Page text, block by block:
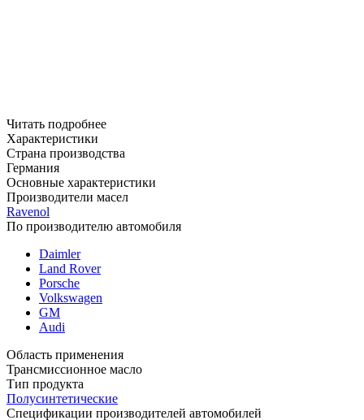
Читать подробнее
Характеристики
Страна производства
Германия
Основные характеристики
Производители масел
Ravenol
По производителю автомобиля
Daimler
Land Rover
Porsche
Volkswagen
GM
Audi
Область применения
Трансмиссионное масло
Тип продукта
Полусинтетические
Спецификации производителей автомобилей